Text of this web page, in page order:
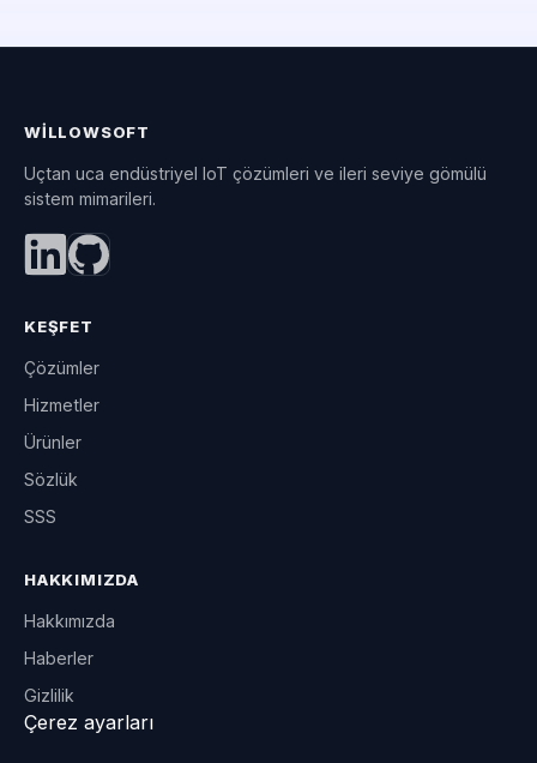
WILLOWSOFT
Uçtan uca endüstriyel IoT çözümleri ve ileri seviye gömülü
sistem mimarileri.
KEŞFET
Çözümler
Hizmetler
Ürünler
Sözlük
SSS
HAKKIMIZDA
Hakkımızda
Haberler
Gizlilik
Çerez ayarları